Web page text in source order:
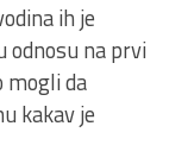
ih je
odnosu na prvi
mogli da
kakav je